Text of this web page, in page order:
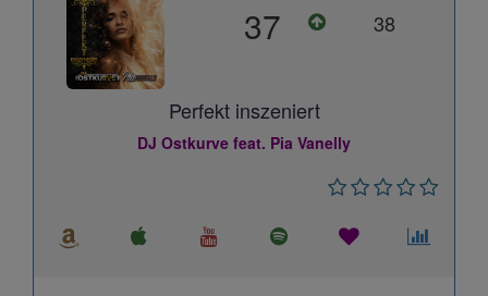
37 38
Perfekt inszeniert
DJ Ostkurve feat. Pia Vanelly